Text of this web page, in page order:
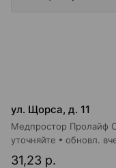
ул. Щорса, д. 11
31,23 р.
уточняйте обновл.